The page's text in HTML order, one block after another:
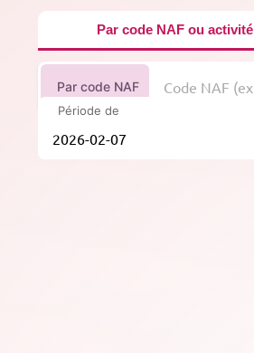
Par code NAF ou activité
Par code NAF
Période de